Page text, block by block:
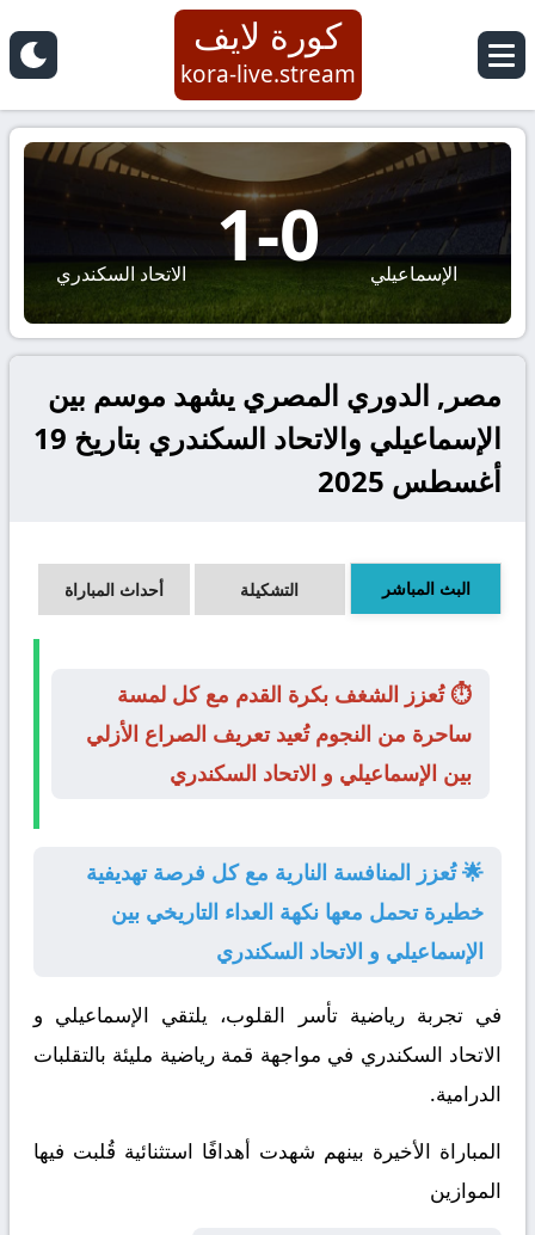
كورة لايف
kora-live.stream
الإسماعيلي 0
-
1 الاتحاد السكندري
مصر, الدوري المصري يشهد موسم بين
الإسماعيلي والاتحاد السكندري بتاريخ 19
أغسطس 2025
البث المباشر التشكيلة أحداث المباراة
⏱️ تُعزز الشغف بكرة القدم مع كل لمسة
ساحرة من النجوم تُعيد تعريف الصراع الأزلي
بين الإسماعيلي و الاتحاد السكندري
🌟 تُعزز المنافسة النارية مع كل فرصة تهديفية
خطيرة تحمل معها نكهة العداء التاريخي بين
الإسماعيلي و الاتحاد السكندري
في تجربة رياضية تأسر القلوب، يلتقي الإسماعيلي و
الاتحاد السكندري في مواجهة قمة رياضية مليئة بالتقلبات
الدرامية.
المباراة الأخيرة بينهم شهدت أهدافًا استثنائية قُلبت فيها
الموازين